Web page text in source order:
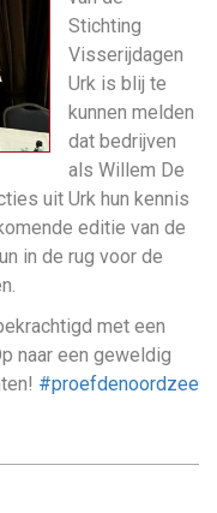
Stichting
Visserijdagen
Urk is blij te
kunnen melden
dat bedrijven
als Willem De
uit Urk hun kennis
editie van de
in de rug voor de
met een
naar een geweldig
#proefdenoordzee